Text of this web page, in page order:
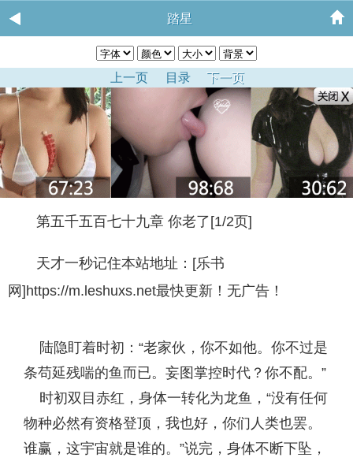
踏星
上一页 目录 下一页
第五千五百七十九章 你老了[1/2页]
天才一秒记住本站地址：[乐书
网]https://m.leshuxs.net最快更新！无广告！
陆隐盯着时初：“老家伙，你不如他。你不过是
条苟延残喘的鱼而已。妄图掌控时代？你不配。”
时初双目赤红，身体一转化为龙鱼，“没有任何
物种必然有资格登顶，我也好，你们人类也罢。
谁赢，这宇宙就是谁的。”说完，身体不断下坠，